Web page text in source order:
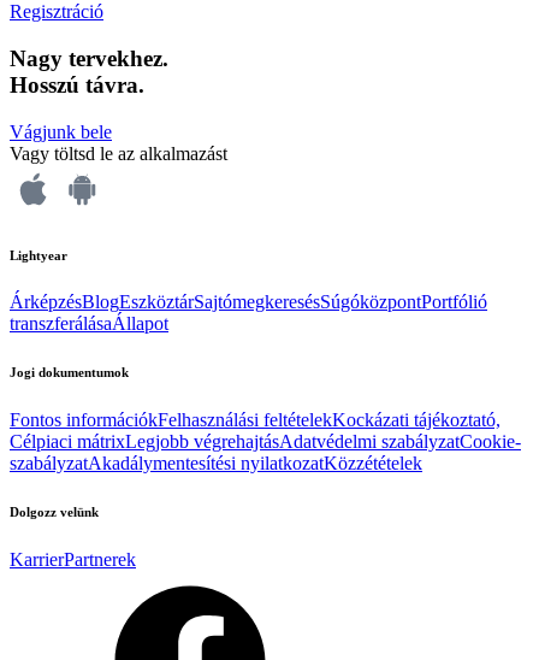
Regisztráció
Nagy tervekhez.
Hosszú távra.
Vágjunk bele
Vagy töltsd le az alkalmazást
Lightyear
ÁrképzésBlogEszköztárSajtómegkeresésSúgóközpontPortfólió
transzferálásaÁllapot
Jogi dokumentumok
Fontos információkFelhasználási feltételekKockázati tájékoztató,
Célpiaci mátrixLegjobb végrehajtásAdatvédelmi szabályzatCookie-
szabályzatAkadálymentesítési nyilatkozatKözzétételek
Dolgozz velünk
KarrierPartnerek